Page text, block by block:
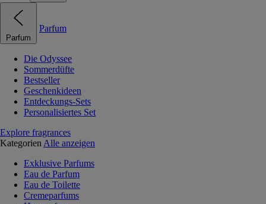
Parfum
Parfum
Die Odyssee
Sommerdüfte
Bestseller
Geschenkideen
Entdeckungs-Sets
Personalisiertes Set
Explore fragrances
Kategorien Alle anzeigen
Exklusive Parfums
Eau de Parfum
Eau de Toilette
Cremeparfums